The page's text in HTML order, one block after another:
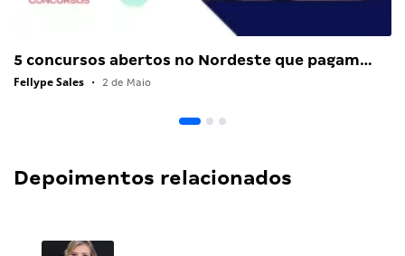
5 concursos abertos no Nordeste que pagam…
Fellype Sales • 2 de Maio
Depoimentos relacionados